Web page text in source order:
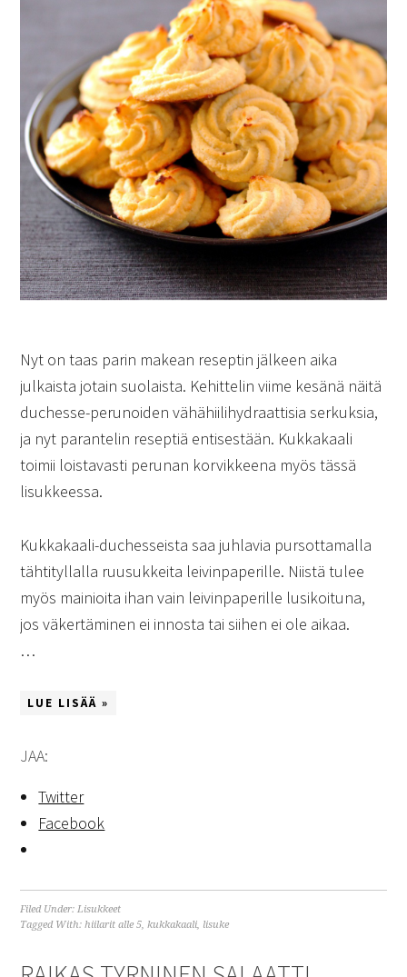
Nyt on taas parin makean reseptin jälkeen aika
julkaista jotain suolaista. Kehittelin viime kesänä näitä
duchesse-perunoiden vähähiilihydraattisia serkuksia,
ja nyt parantelin reseptiä entisestään. Kukkakaali
toimii loistavasti perunan korvikkeena myös tässä
lisukkeessa.
Kukkakaali-duchesseista saa juhlavia pursottamalla
tähtityllalla ruusukkeita leivinpaperille. Niistä tulee
myös mainioita ihan vain leivinpaperille lusikoituna,
jos väkertäminen ei innosta tai siihen ei ole aikaa.
…
LUE LISÄÄ »
JAA:
Twitter
Facebook
Filed Under:Lisukkeet
Tagged With:hiilarit alle 5,kukkakaali, lisuke